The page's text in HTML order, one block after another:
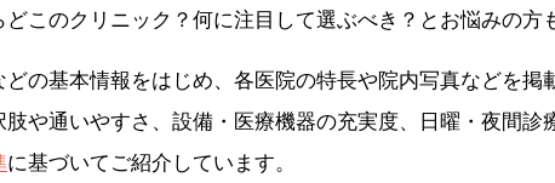
このクリニック？何に注目して選ぶべき？とお悩みの方
の基本情報をはじめ、各医院の特長や院内写真などを掲
や通いやすさ、設備・医療機器の充実度、日曜・夜間
に基づいてご紹介しています。